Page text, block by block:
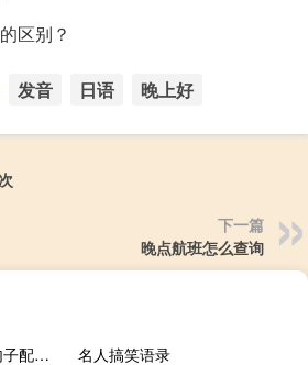
区别？
发音 日语 晚上好
下一篇
晚点航班怎么查询
2019五月份表白的甜句子配图 深情而温暖的表白情话 名人搞笑语录